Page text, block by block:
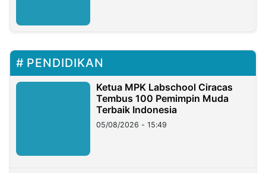
PENDIDIKAN
Ketua MPK Labschool Ciracas
Tembus 100 Pemimpin Muda
Terbaik Indonesia
05/08/2026 - 15:49